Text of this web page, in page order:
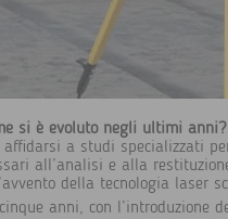
si è evoluto negli ultimi anni?
a studi specializzati
all’analisi e alla
della tecnologia
anni, con l’introduzione